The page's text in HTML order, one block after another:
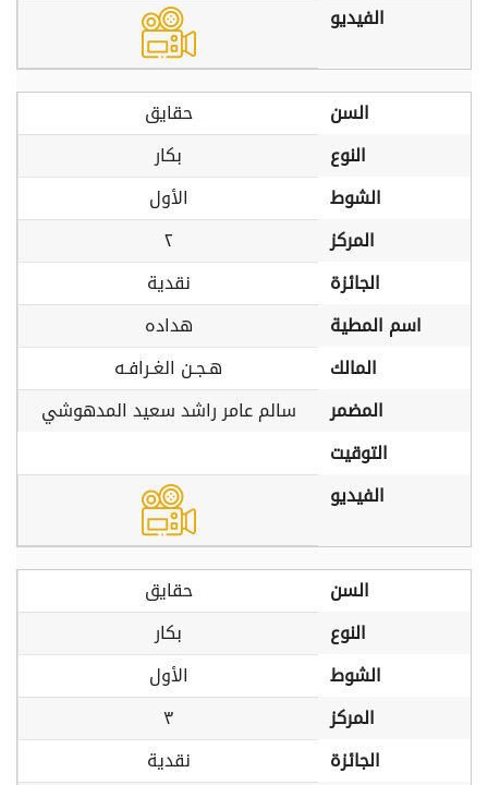
الفيديو
السن
حقايق
النوع
بكار
الشوط
الأول
المركز
٢
الجائزة
نقدية
اسم المطية
هداده
المالك
هـجـن الغـرافـه
المضمر
سالم عامر راشد سعيد المدهوشي
التوقيت
الفيديو
السن
حقايق
النوع
بكار
الشوط
الأول
المركز
٣
الجائزة
نقدية